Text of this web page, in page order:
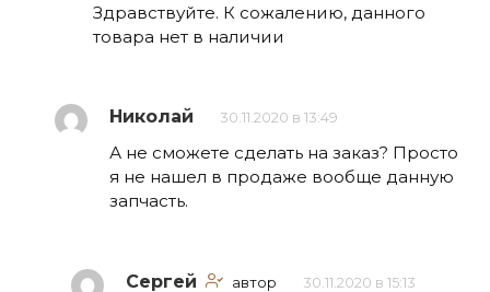
Здравствуйте. К сожалению, данного
товара нет в наличии
Николай 30.11.2020 в 13:49
А не сможете сделать на заказ? Просто
я не нашел в продаже вообще данную
запчасть.
Сергей автор 30.11.2020 в 15:13